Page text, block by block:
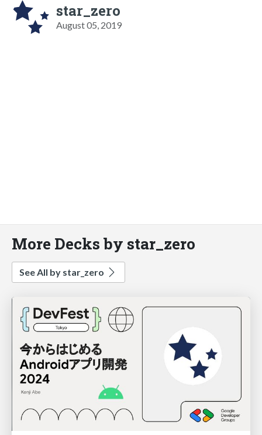
star_zero
August 05, 2019
More Decks by star_zero
See All by star_zero